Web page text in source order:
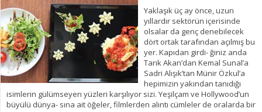
Yaklaşık üç ay önce, uzun
yıllardır sektörün içerisinde
olsalar da genç denebilecek
dört ortak tarafından açılmış bu
yer. Kapıdan girdi- ğiniz anda
Tarık Akan’dan Kemal Sunal’a
Sadri Alışık’tan Münir Özkul’a
hepimizin yakından tanıdığı
isimlerin gülümseyen yüzleri karşılıyor sizi. Yeşilçam ve Hollywood’un
büyülü dünya- sına ait öğeler, filmlerden alıntı cümleler de oralarda bir